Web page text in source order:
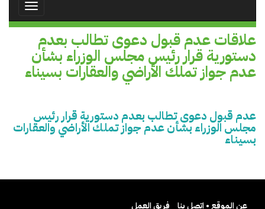
Toggle
علاقات عدم قبول دعوى تطالب بعدم
دستورية قرار رئيس مجلس الوزراء بشأن
عدم جواز تملك الأراضي والعقارات بسيناء
عدم قبول دعوى تطالب بعدم دستورية قرار رئيس
مجلس الوزراء بشأن عدم جواز تملك الأراضي والعقارات
بسيناء
عن الموقع • اتصل بنا
فريق العمل